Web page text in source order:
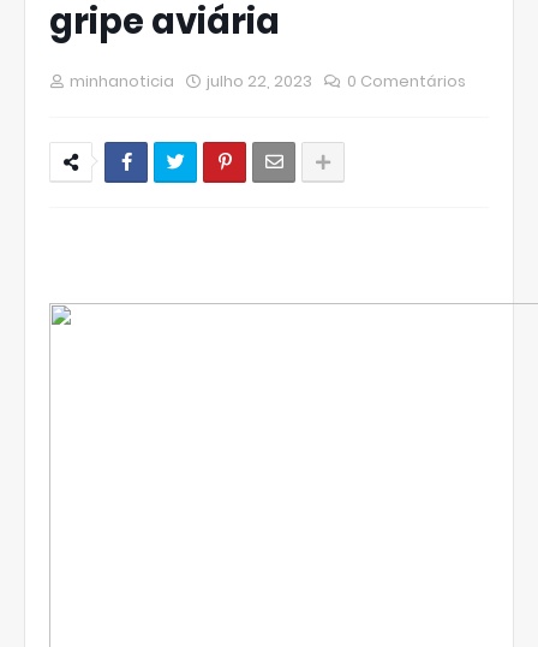
gripe aviária
minhanoticia julho 22, 2023 0 Comentários